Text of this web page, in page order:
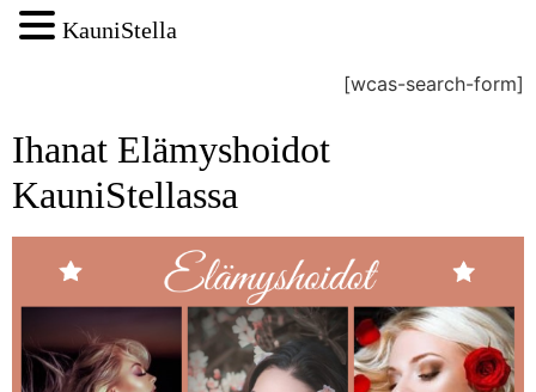
[wcas-search-form]
Ihanat Elämyshoidot
KauniStellassa
KauniStella